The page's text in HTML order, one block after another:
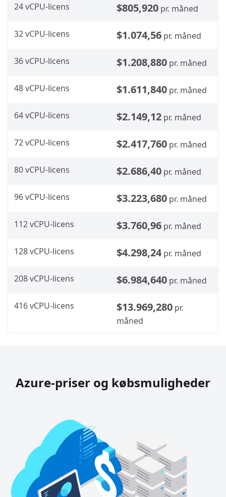
24 vCPU-licens $805,920 pr. måned
32 vCPU-licens $1.074,56 pr. måned
36 vCPU-licens $1.208,880 pr. måned
48 vCPU-licens $1.611,840 pr. måned
64 vCPU-licens $2.149,12 pr. måned
72 vCPU-licens $2.417,760 pr. måned
80 vCPU-licens $2.686,40 pr. måned
96 vCPU-licens $3.223,680 pr. måned
112 vCPU-licens $3.760,96 pr. måned
128 vCPU-licens $4.298,24 pr. måned
208 vCPU-licens $6.984,640 pr. måned
416 vCPU-licens $13.969,280 pr.
måned
Azure-priser og købsmuligheder